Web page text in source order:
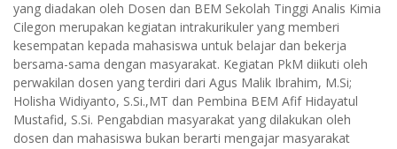
yang diadakan oleh Dosen dan BEM Sekolah Tinggi Analis Kimia
Cilegon merupakan kegiatan intrakurikuler yang memberi
kesempatan kepada mahasiswa untuk belajar dan bekerja
bersama-sama dengan masyarakat. Kegiatan PkM diikuti oleh
perwakilan dosen yang terdiri dari Agus Malik Ibrahim, M.Si;
Holisha Widiyanto, S.Si.,MT dan Pembina BEM Afif Hidayatul
Mustafid, S.Si. Pengabdian masyarakat yang dilakukan oleh
dosen dan mahasiswa bukan berarti mengajar masyarakat